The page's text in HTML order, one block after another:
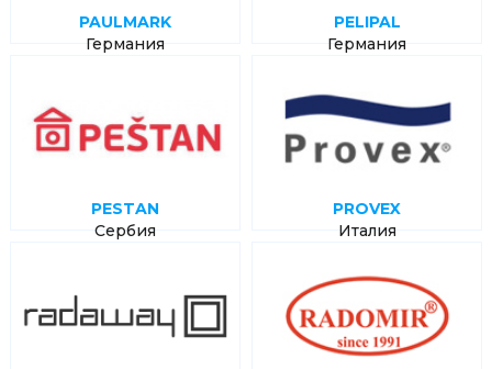
PAULMARK
Германия
PELIPAL
Германия
PESTAN
Сербия
PROVEX
Италия